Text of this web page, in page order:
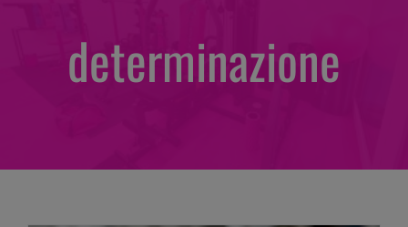
determinazione